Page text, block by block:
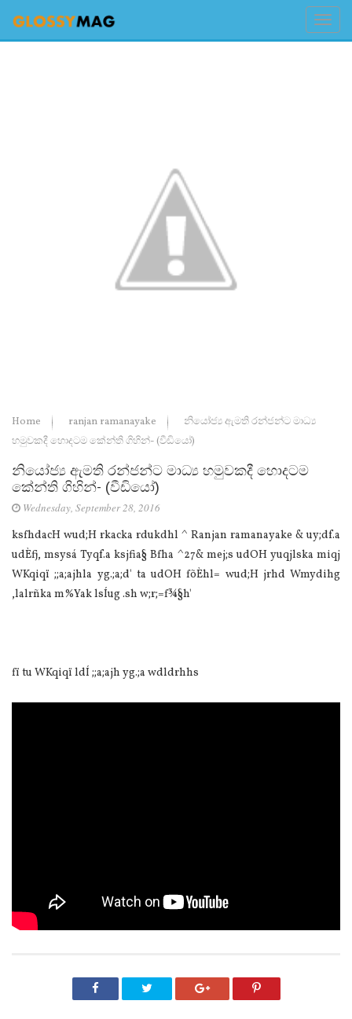
Home ranjan ramanayake
නියෝජ්‍ය ඇමති රන්ජන්ට මාධ්‍ය
හමුවකදී හොදටම කේන්ති ගිහින්- (වීඩියෝ)
නියෝජ්‍ය ඇමති රන්ජන්ට මාධ්‍ය හමුවකදී හොදටම
කේන්ති ගිහින්- (වීඩියෝ)
Wednesday, September 28, 2016
ksfhdacH wud;H rkacka rdukdhl ^ Ranjan ramanayake & uy;df.a
udÈfj, msysá Tyqf.a ksjfia§ Bfha ^27& mej;s udOH yuqjlska miqj
WKqiqï ;;a;ajhla yg.;a;d' ta udOH fõÈhl= wud;H jrhd Wmydihg
,lalrñka m%Yak lsÍug .sh w;r;=f¾§h'
fï tu WKqiqï ldÍ ;;a;ajh yg.;a wdldrhhs